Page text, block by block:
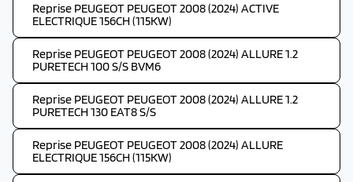
Reprise PEUGEOT PEUGEOT 2008 (2024) ACTIVE
ELECTRIQUE 156CH (115KW)
Reprise PEUGEOT PEUGEOT 2008 (2024) ALLURE 1.2
PURETECH 100 S/S BVM6
Reprise PEUGEOT PEUGEOT 2008 (2024) ALLURE 1.2
PURETECH 130 EAT8 S/S
Reprise PEUGEOT PEUGEOT 2008 (2024) ALLURE
ELECTRIQUE 156CH (115KW)